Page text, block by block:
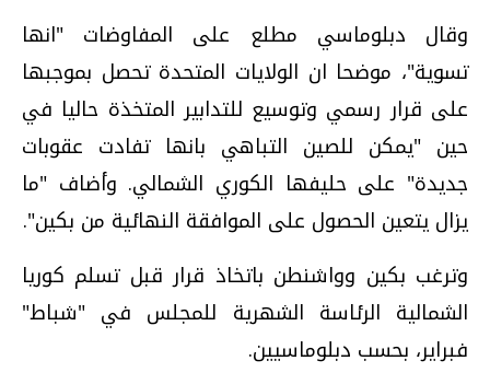
وقال دبلوماسي مطلع على المفاوضات "انها
تسوية"، موضحا ان الولايات المتحدة تحصل بموجبها
على قرار رسمي وتوسيع للتدابير المتخذة حاليا في
حين "يمكن للصين التباهي بانها تفادت عقوبات
جديدة" على حليفها الكوري الشمالي. وأضاف "ما
يزال يتعين الحصول على الموافقة النهائية من بكين".
وترغب بكين وواشنطن باتخاذ قرار قبل تسلم كوريا
الشمالية الرئاسة الشهرية للمجلس في "شباط"
فبراير، بحسب دبلوماسيين.